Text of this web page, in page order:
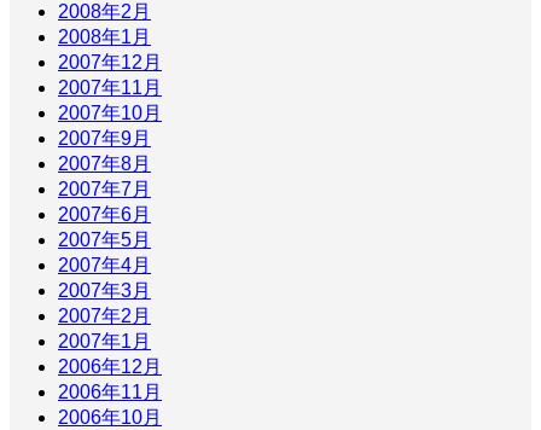
2008年2月
2008年1月
2007年12月
2007年11月
2007年10月
2007年9月
2007年8月
2007年7月
2007年6月
2007年5月
2007年4月
2007年3月
2007年2月
2007年1月
2006年12月
2006年11月
2006年10月